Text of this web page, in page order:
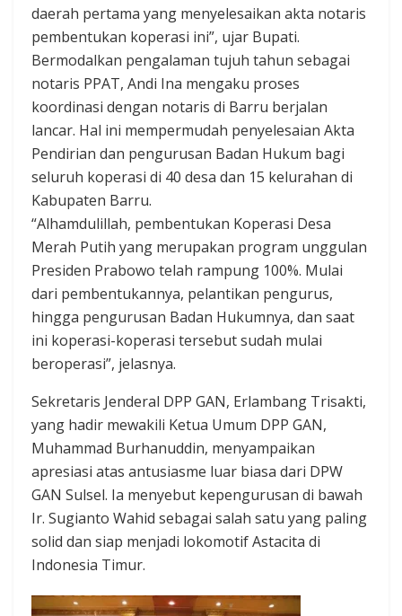
daerah pertama yang menyelesaikan akta notaris
pembentukan koperasi ini”, ujar Bupati.
Bermodalkan pengalaman tujuh tahun sebagai
notaris PPAT, Andi Ina mengaku proses
koordinasi dengan notaris di Barru berjalan
lancar. Hal ini mempermudah penyelesaian Akta
Pendirian dan pengurusan Badan Hukum bagi
seluruh koperasi di 40 desa dan 15 kelurahan di
Kabupaten Barru.
“Alhamdulillah, pembentukan Koperasi Desa
Merah Putih yang merupakan program unggulan
Presiden Prabowo telah rampung 100%. Mulai
dari pembentukannya, pelantikan pengurus,
hingga pengurusan Badan Hukumnya, dan saat
ini koperasi-koperasi tersebut sudah mulai
beroperasi”, jelasnya.
Sekretaris Jenderal DPP GAN, Erlambang Trisakti,
yang hadir mewakili Ketua Umum DPP GAN,
Muhammad Burhanuddin, menyampaikan
apresiasi atas antusiasme luar biasa dari DPW
GAN Sulsel. Ia menyebut kepengurusan di bawah
Ir. Sugianto Wahid sebagai salah satu yang paling
solid dan siap menjadi lokomotif Astacita di
Indonesia Timur.